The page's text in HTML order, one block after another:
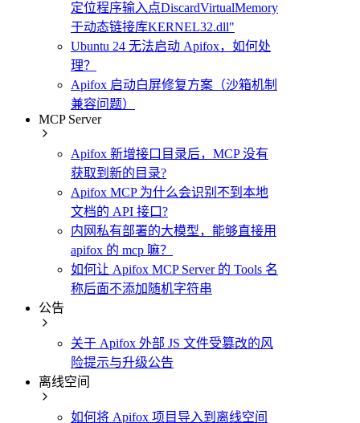
定位程序输入点DiscardVirtualMemory
于动态链接库KERNEL32.dll"
Ubuntu 24 无法启动 Apifox，如何处
理？
Apifox 启动白屏修复方案（沙箱机制
兼容问题）
MCP Server
Apifox 新增接口目录后，MCP 没有
获取到新的目录?
Apifox MCP 为什么会识别不到本地
文档的 API 接口?
内网私有部署的大模型，能够直接用
apifox 的 mcp 嘛？
如何让 Apifox MCP Server 的 Tools 名
称后面不添加随机字符串
公告
关于 Apifox 外部 JS 文件受篡改的风
险提示与升级公告
离线空间
如何将 Apifox 项目导入到离线空间